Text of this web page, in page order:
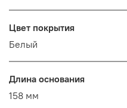
Цвет покрытия
Белый
Длина основания
158 мм